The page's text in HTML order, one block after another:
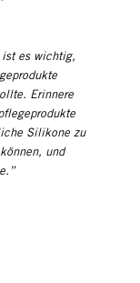
es wichtig,
Erinnere
Silikone zu
und